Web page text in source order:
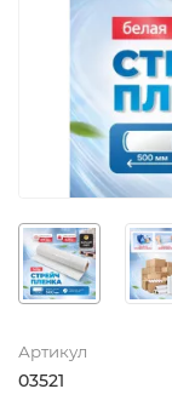
Артикул
03521